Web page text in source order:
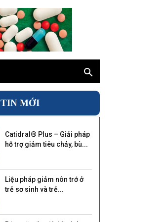
TIN MỚI
Catidral® Plus – Giải pháp
hỗ trợ giảm tiêu chảy, bù...
Liệu pháp giảm nôn trớ ở
trẻ sơ sinh và trẻ...